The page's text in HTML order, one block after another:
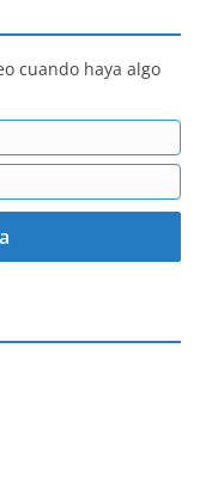
cuando haya algo